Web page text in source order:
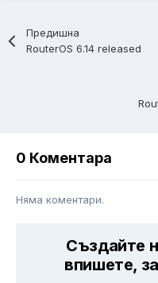
Предишна
RouterOS 6.14 released
0 Коментара
Няма коментари.
Създайте
впишете,